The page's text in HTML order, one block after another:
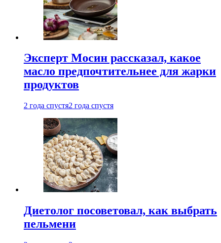
Эксперт Мосин рассказал, какое
масло предпочтительнее для жарки
продуктов
2 года спустя2 года спустя
Диетолог посоветовал, как выбрать
пельмени